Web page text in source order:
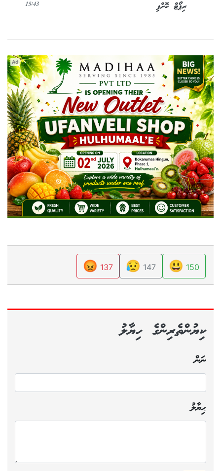
ރިޕޯޓް ކޮށްފި
15:43
Ad
150
😃
147
😥
137
😡
ކިޔުންތެރިންގެ ހިޔާލު
ނަން
ޙިޔާލު